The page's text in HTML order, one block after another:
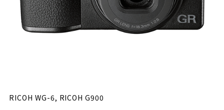
RICOH WG-6, RICOH G900